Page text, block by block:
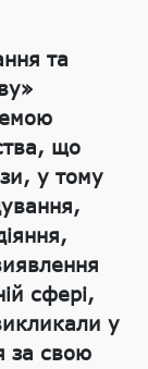
та
що
у тому
сфері,
у
за свою